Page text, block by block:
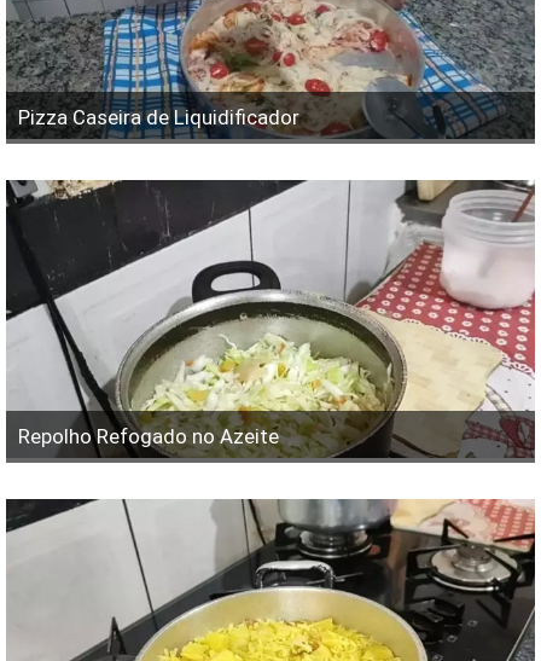
Pizza Caseira de Liquidificador
Repolho Refogado no Azeite